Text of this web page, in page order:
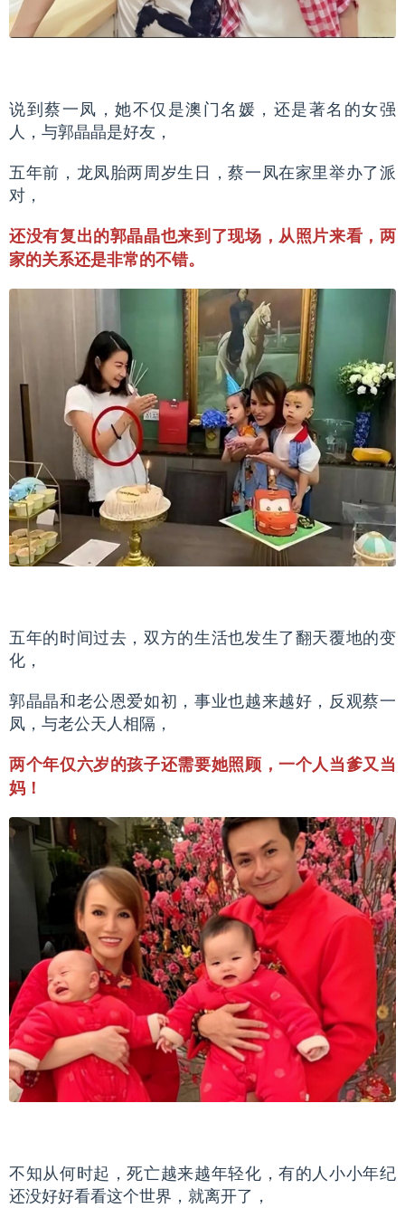
说到蔡一凤，她不仅是澳门名媛，还是著名的女强
人，与郭晶晶是好友，
五年前，龙凤胎两周岁生日，蔡一凤在家里举办了派
对，
还没有复出的郭晶晶也来到了现场，从照片来看，两
家的关系还是非常的不错。
五年的时间过去，双方的生活也发生了翻天覆地的变
化，
郭晶晶和老公恩爱如初，事业也越来越好，反观蔡一
凤，与老公天人相隔，
两个年仅六岁的孩子还需要她照顾，一个人当爹又当
妈！
不知从何时起，死亡越来越年轻化，有的人小小年纪
还没好好看看这个世界，就离开了，